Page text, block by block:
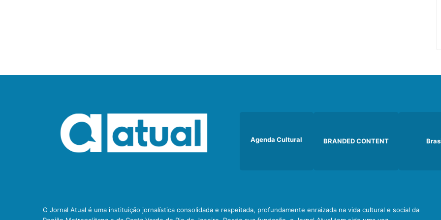
Agenda Cultural BRANDED CONTENT
O Jornal Atual é uma instituição jornalística consolidada e respeitada, profundamente enraizada na vida cultural e social da